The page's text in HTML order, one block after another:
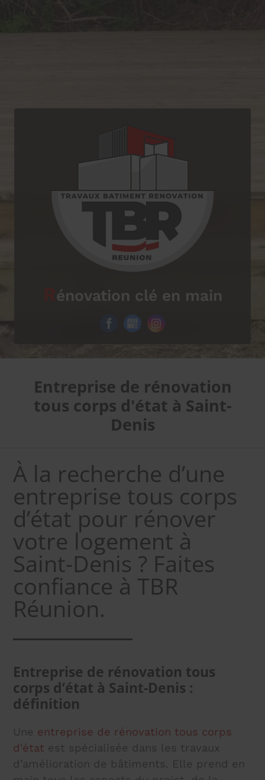
Rénovation clé en main
Entreprise de rénovation
tous corps d'état à Saint-
Denis
À la recherche d’une
entreprise tous corps
d’état pour rénover
votre logement à
Saint-Denis ? Faites
confiance à TBR
Réunion.
Entreprise de rénovation tous
corps d’état à Saint-Denis :
définition
Une entreprise de rénovation tous corps
d'état est spécialisée dans les travaux
d’amélioration de bâtiments. Elle prend en